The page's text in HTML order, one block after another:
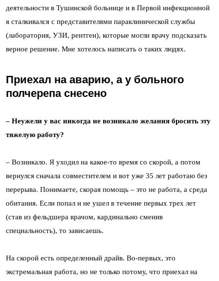
деятельности в Тушинской больнице и в Первой инфекционной
я сталкивался с представителями параклинической службы
(лаборатория, УЗИ, рентген), которые могли врачу подсказать
верное решение. Мне хотелось написать о таких людях.
Приехал на аварию, а у больного
полчерепа снесено
– Неужели у вас никогда не возникало желания бросить эту
тяжелую работу?
– Возникало. Я уходил на какое-то время со скорой, а потом
вернулся сначала совместителем и вот уже 35 лет работаю без
перерыва. Понимаете, скорая помощь – это не работа, а среда
обитания. Если попал и не ушел в течение первых трех лет
(став из фельдшера врачом, кардинально сменив
специальность), то зависаешь.
На скорой есть определенный драйв. Во-первых, это
экстремальная работа, но не только потому, что приехал на